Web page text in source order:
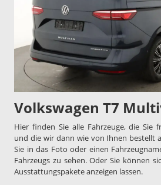
Volkswagen T7
Hier finden Sie alle Fahrzeuge, die Sie
und die wir dann wie von Ihnen bestellt
Sie in das Foto oder einen
Fahrzeugs zu sehen. Oder Sie können
Ausstattungspakete anzeigen lassen.